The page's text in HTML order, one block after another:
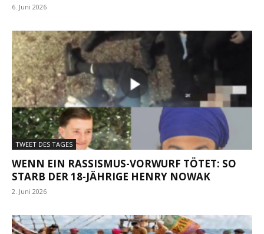
6. Juni 2026
TWEET DES TAGES
WENN EIN RASSISMUS-VORWURF TÖTET: SO
STARB DER 18-JÄHRIGE HENRY NOWAK
2. Juni 2026